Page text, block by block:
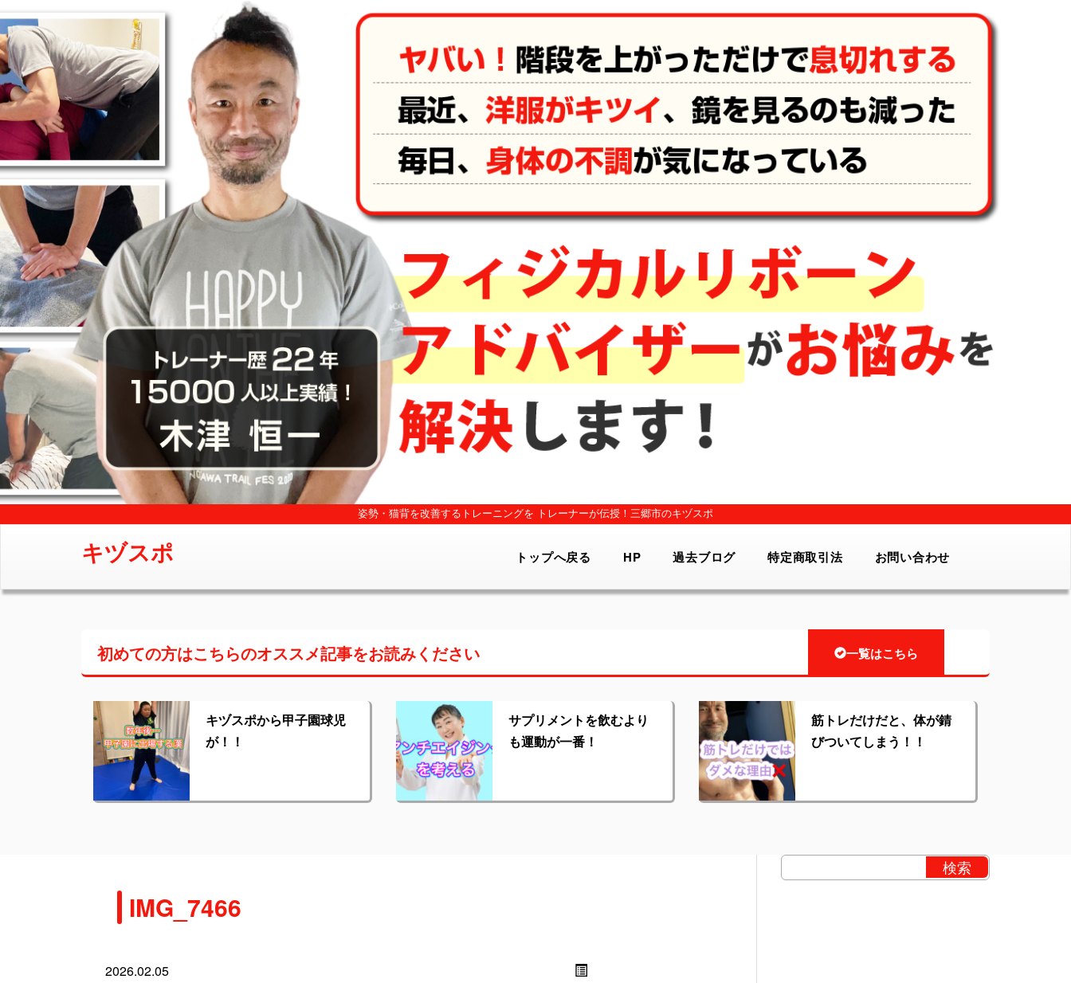
姿勢・猫背を改善するトレーニングを トレーナーが伝授！三郷市のキヅスポ
キヅスポ トップへ戻る HP 過去ブログ 特定商取引法 お問い合わせ
初めての方はこちらのオススメ記事をお読みください 一覧はこちら
キヅスポから甲子園球児
が！！
サプリメントを飲むより
も運動が一番！
筋トレだけだと、体が錆
びついてしまう！！
IMG_7466
2026.02.05